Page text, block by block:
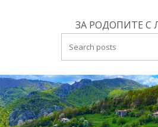
ЗА РОДОПИТЕ С